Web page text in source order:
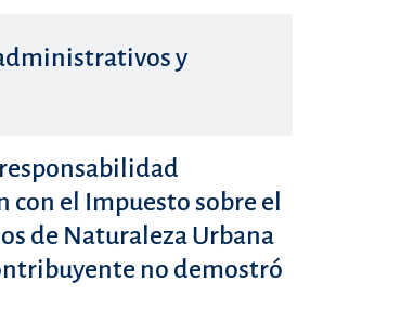
y
el Impuesto sobre el
de Naturaleza Urbana
no demostró